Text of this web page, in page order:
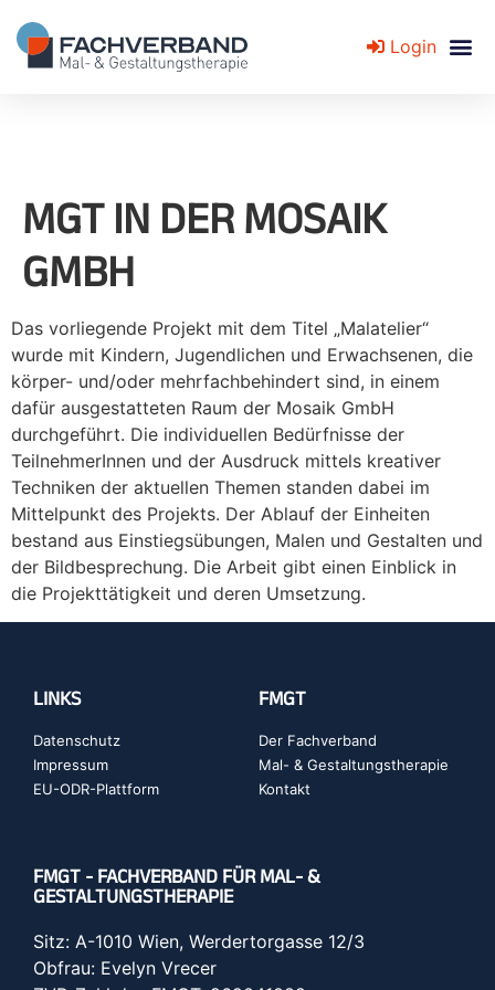
Login
MGT IN DER MOSAIK
GMBH
Das vorliegende Projekt mit dem Titel „Malatelier“
wurde mit Kindern, Jugendlichen und Erwachsenen, die
körper- und/oder mehrfachbehindert sind, in einem
dafür ausgestatteten Raum der Mosaik GmbH
durchgeführt. Die individuellen Bedürfnisse der
TeilnehmerInnen und der Ausdruck mittels kreativer
Techniken der aktuellen Themen standen dabei im
Mittelpunkt des Projekts. Der Ablauf der Einheiten
bestand aus Einstiegsübungen, Malen und Gestalten und
der Bildbesprechung. Die Arbeit gibt einen Einblick in
die Projekttätigkeit und deren Umsetzung.
LINKS
Datenschutz
Impressum
EU-ODR-Plattform
FMGT
Der Fachverband
Mal- & Gestaltungstherapie
Kontakt
FMGT - FACHVERBAND FÜR MAL- &
GESTALTUNGSTHERAPIE
Sitz: A-1010 Wien, Werdertorgasse 12/3
Obfrau: Evelyn Vrecer